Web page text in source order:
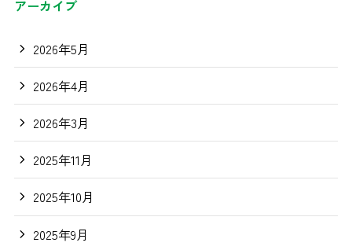
アーカイブ
2026年5月
2026年4月
2026年3月
2025年11月
2025年10月
2025年9月